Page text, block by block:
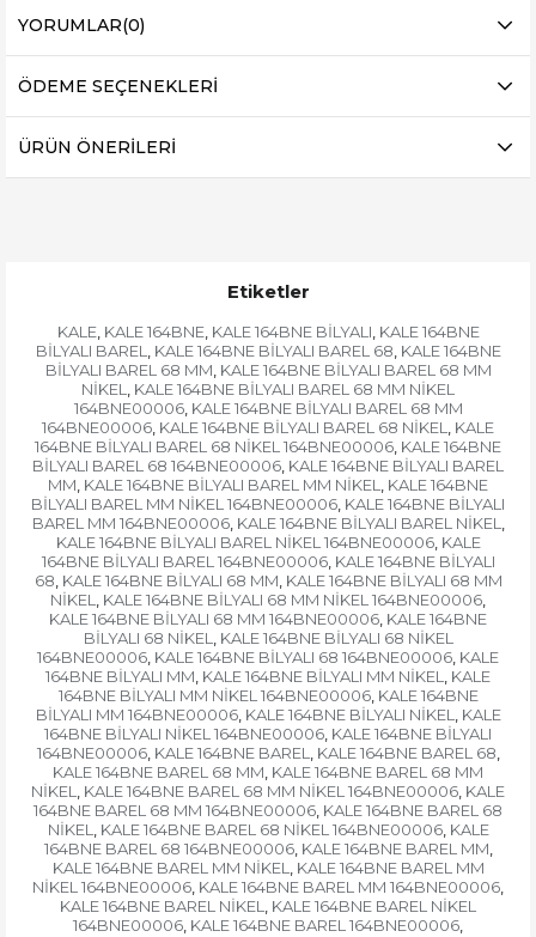
YORUMLAR(0)
ÖDEME SEÇENEKLERI
ÜRÜN ÖNERILERI
Etiketler
KALE, KALE 164BNE, KALE 164BNE BİLYALI, KALE 164BNE
BİLYALI BAREL , KALE 164BNE BİLYALI BAREL 68, KALE 164BNE
BİLYALI BAREL 68 MM, KALE 164BNE BİLYALI BAREL 68 MM
NİKEL , KALE 164BNE BİLYALI BAREL 68 MM NİKEL
164BNE00006, KALE 164BNE BİLYALI BAREL 68 MM
164BNE00006, KALE 164BNE BİLYALI BAREL 68 NİKEL , KALE
164BNE BİLYALI BAREL 68 NİKEL 164BNE00006, KALE 164BNE
BİLYALI BAREL 68 164BNE00006, KALE 164BNE BİLYALI BAREL
MM, KALE 164BNE BİLYALI BAREL MM NİKEL , KALE 164BNE
BİLYALI BAREL MM NİKEL 164BNE00006, KALE 164BNE BİLYALI
BAREL MM 164BNE00006, KALE 164BNE BİLYALI BAREL NİKEL ,
KALE 164BNE BİLYALI BAREL NİKEL 164BNE00006, KALE
164BNE BİLYALI BAREL 164BNE00006, KALE 164BNE BİLYALI
68, KALE 164BNE BİLYALI 68 MM, KALE 164BNE BİLYALI 68 MM
NİKEL , KALE 164BNE BİLYALI 68 MM NİKEL 164BNE00006,
KALE 164BNE BİLYALI 68 MM 164BNE00006, KALE 164BNE
BİLYALI 68 NİKEL , KALE 164BNE BİLYALI 68 NİKEL
164BNE00006, KALE 164BNE BİLYALI 68 164BNE00006, KALE
164BNE BİLYALI MM, KALE 164BNE BİLYALI MM NİKEL , KALE
164BNE BİLYALI MM NİKEL 164BNE00006, KALE 164BNE
BİLYALI MM 164BNE00006, KALE 164BNE BİLYALI NİKEL , KALE
164BNE BİLYALI NİKEL 164BNE00006, KALE 164BNE BİLYALI
164BNE00006, KALE 164BNE BAREL , KALE 164BNE BAREL 68,
KALE 164BNE BAREL 68 MM, KALE 164BNE BAREL 68 MM
NİKEL , KALE 164BNE BAREL 68 MM NİKEL 164BNE00006, KALE
164BNE BAREL 68 MM 164BNE00006, KALE 164BNE BAREL 68
NİKEL , KALE 164BNE BAREL 68 NİKEL 164BNE00006, KALE
164BNE BAREL 68 164BNE00006, KALE 164BNE BAREL MM,
KALE 164BNE BAREL MM NİKEL , KALE 164BNE BAREL MM
NİKEL 164BNE00006, KALE 164BNE BAREL MM 164BNE00006,
KALE 164BNE BAREL NİKEL , KALE 164BNE BAREL NİKEL
164BNE00006, KALE 164BNE BAREL 164BNE00006,